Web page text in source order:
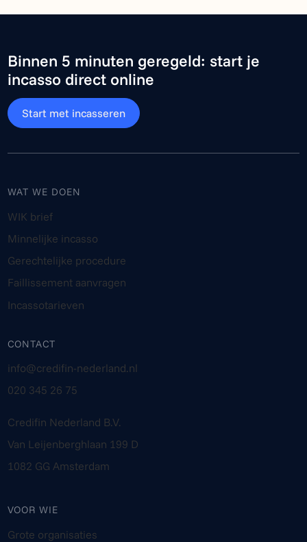
Binnen 5 minuten geregeld: start je
incasso direct online
Start met incasseren
WAT WE DOEN
WIK brief
Minnelijke incasso
Gerechtelijke procedure
Faillissement aanvragen
Incassotarieven
CONTACT
info@credifin-nederland.nl
020 345 26 75
Credifin Nederland B.V.
Van Leijenberghlaan 199 D
1082 GG Amsterdam
VOOR WIE
Grote organisaties